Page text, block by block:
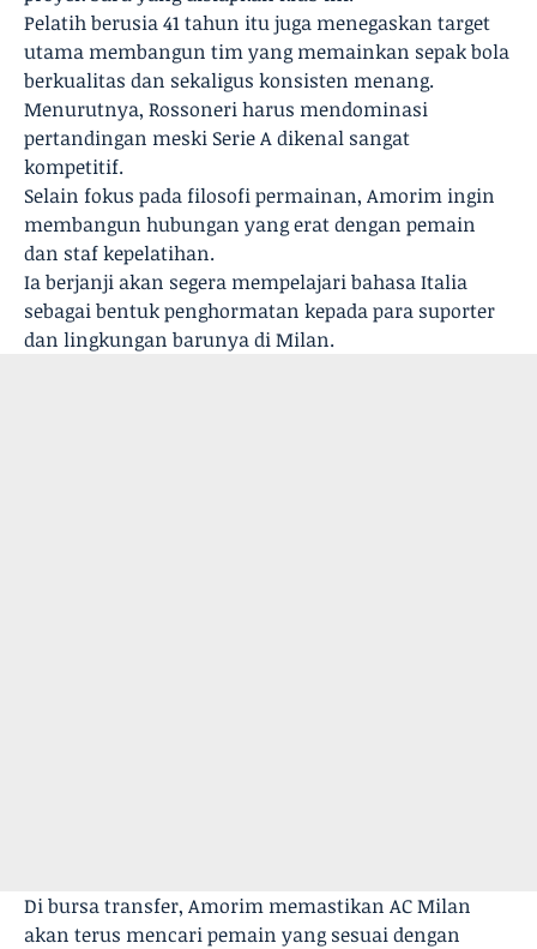
Pelatih berusia 41 tahun itu juga menegaskan target
utama membangun tim yang memainkan sepak bola
berkualitas dan sekaligus konsisten menang.
Menurutnya, Rossoneri harus mendominasi
pertandingan meski Serie A dikenal sangat
kompetitif.
Selain fokus pada filosofi permainan, Amorim ingin
membangun hubungan yang erat dengan pemain
dan staf kepelatihan.
Ia berjanji akan segera mempelajari bahasa Italia
sebagai bentuk penghormatan kepada para suporter
dan lingkungan barunya di Milan.
Di bursa transfer, Amorim memastikan AC Milan
akan terus mencari pemain yang sesuai dengan